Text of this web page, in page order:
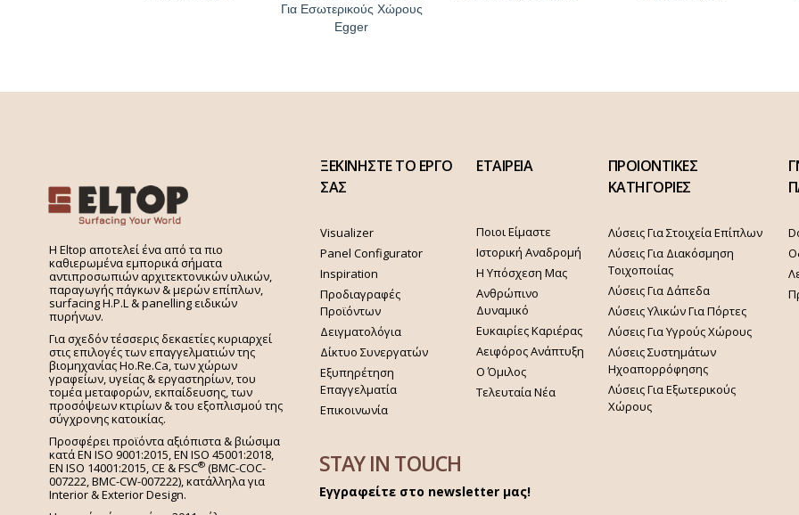
Για Εσωτερικούς Χώρους
Egger
H Eltop αποτελεί ένα από τα πιο
καθιερωμένα εμπορικά σήματα
αντιπροσωπιών αρχιτεκτονικών υλικών,
παραγωγής πάγκων & μερών επίπλων,
surfacing H.P.L & panelling ειδικών
πυρήνων.
Για σχεδόν τέσσερις δεκαετίες κυριαρχεί
στις επιλογές των επαγγελματιών της
βιομηχανίας Ho.Re.Ca, των χώρων
γραφείων, υγείας & εργαστηρίων, του
τομέα μεταφορών, εκπαίδευσης, των
προσόψεων κτιρίων & του εξοπλισμού της
σύγχρονης κατοικίας.
Προσφέρει προϊόντα αξιόπιστα & βιώσιμα
κατά EN ISO 9001:2015, EN ISO 45001:2018,
EN ISO 14001:2015,CE & FSC® (BMC-COC-
007222, BMC-CW-007222), κατάλληλα για
Interior & Exterior Design.
ΞΕΚΙΝΗΣΤΕ ΤΟ ΕΡΓΟ
ΣΑΣ
Visualizer
Panel Configurator
Inspiration
Προδιαγραφές
Προϊόντων
Δειγματολόγια
Δίκτυο Συνεργατών
Εξυπηρέτηση
Επαγγελματία
Επικοινωνία
ΕΤΑΙΡΕΙΑ
Ποιοι Είμαστε
Ιστορική Αναδρομή
Η Υπόσχεση Μας
Ανθρώπινο
Δυναμικό
Ευκαιρίες Καριέρας
Αειφόρος Ανάπτυξη
Ο Όμιλος
Τελευταία Νέα
ΠΡΟΙΟΝΤΙΚΕΣ
ΚΑΤΗΓΟΡΙΕΣ
Λύσεις Για Στοιχεία Επίπλων
Λύσεις Για Διακόσμηση
Τοιχοποιίας
Λύσεις Για Δάπεδα
Λύσεις Υλικών Για Πόρτες
Λύσεις Για Υγρούς Χώρους
Λύσεις Συστημάτων
Ηχοαπορρόφησης
Λύσεις Για Εξωτερικούς
Χώρους
STAY IN TOUCH
Εγγραφείτε στο newsletter μας!